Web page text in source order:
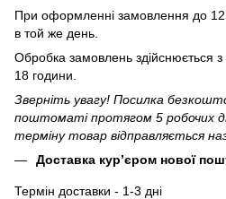
При оформленні замовлення до
в той же день.
Обробка замовлень здійснюється
18 години.
Зверніть увагу! Посилка
поштоматі протягом 5 робочих
терміну товар відправляється
Доставка кур’єром нової
Термін доставки - 1-3 дні